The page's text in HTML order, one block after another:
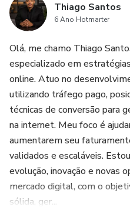
Thiago Santos
6 Ano Hotmarter
Olá, me chamo Thiago
especializado em
online. Atuo no
utilizando tráfego pago,
técnicas de conversão para
na internet. Meu foco é
aumentarem seu
validados e escaláveis.
evolução, inovação e novas
mercado digital, com o
sólida, ger...